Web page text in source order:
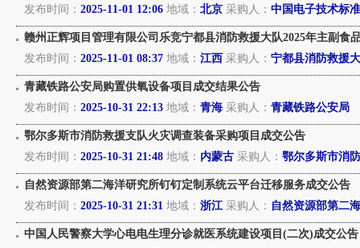
发布时间： 2025-11-01 12:06 地域： 北京 采购人： 中国电子技术标
赣州正辉项目管理有限公司乐竞宁都县消防救援大队2025年主副食
发布时间： 2025-11-01 08:37 地域： 江西 采购人： 宁都县消防救援
青藏铁路公安局购置供氧设备项目成交结果公告
发布时间： 2025-10-31 22:13 地域： 青海 采购人： 青藏铁路公安局
鄂尔多斯市消防救援支队火灾调查装备采购项目成交公告
发布时间： 2025-10-31 21:48 地域： 内蒙古 采购人： 鄂尔多斯市消
自然资源部第二海洋研究所钉钉定制系统云平台迁移服务成交公告
发布时间： 2025-10-31 21:31 地域： 浙江采购人： 自然资源部第二
中国人民警察大学心电电生理分诊就医系统建设项目(二次)成交公告